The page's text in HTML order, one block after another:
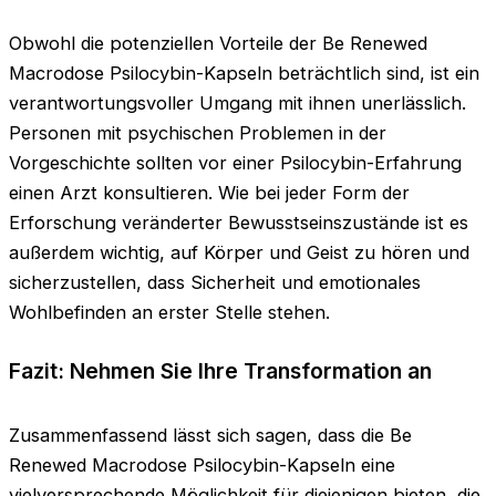
Obwohl die potenziellen Vorteile der Be Renewed
Macrodose Psilocybin-Kapseln beträchtlich sind, ist ein
verantwortungsvoller Umgang mit ihnen unerlässlich.
Personen mit psychischen Problemen in der
Vorgeschichte sollten vor einer Psilocybin-Erfahrung
einen Arzt konsultieren. Wie bei jeder Form der
Erforschung veränderter Bewusstseinszustände ist es
außerdem wichtig, auf Körper und Geist zu hören und
sicherzustellen, dass Sicherheit und emotionales
Wohlbefinden an erster Stelle stehen.
Fazit: Nehmen Sie Ihre Transformation an
Zusammenfassend lässt sich sagen, dass die Be
Renewed Macrodose Psilocybin-Kapseln eine